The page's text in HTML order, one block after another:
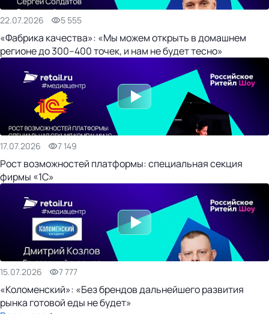
22.07.2026 5 555
«Фабрика качества»: «Мы можем открыть в домашнем
регионе до 300–400 точек, и нам не будет тесно»
17.07.2026 7 149
Рост возможностей платформы: специальная секция
фирмы «1С»
15.07.2026 7 777
«Коломенский»: «Без брендов дальнейшего развития
рынка готовой еды не будет»